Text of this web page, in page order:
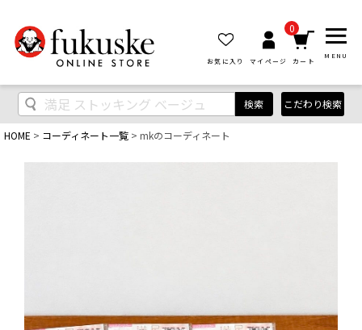
お気に入り マイページ
0
カート
MENU
検索 こだわり検索
HOME コーディネート一覧 mkのコーディネート